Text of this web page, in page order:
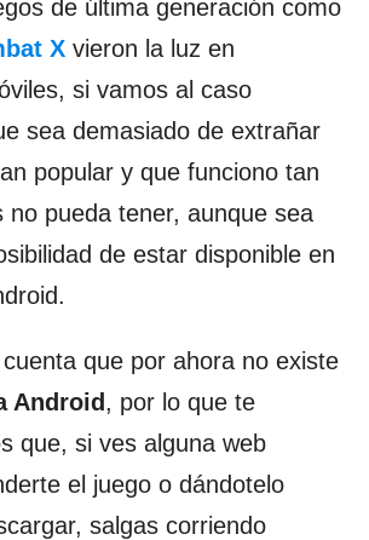
de última generación como
X vieron la luz en
si vamos al caso
sea demasiado de extrañar
popular y que funciono tan
no pueda tener, aunque sea
de estar disponible en
que por ahora no existe
Android , por lo que te
que, si ves alguna web
el juego o dándotelo
salgas corriendo